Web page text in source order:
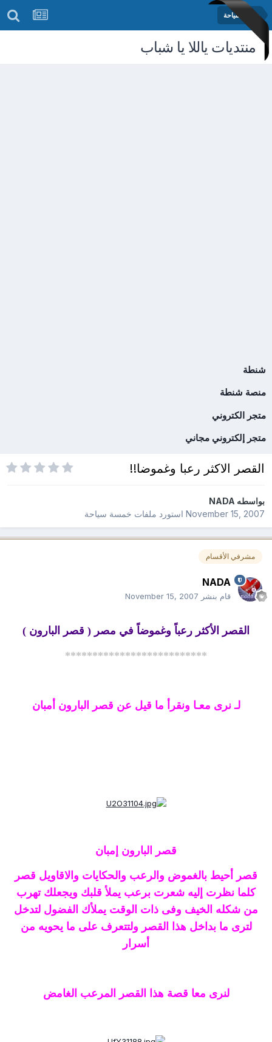
خمسة سياحة
منتديات ياللا يا شباب
شنطة
منصة شنطة
متجر الكتروني
متجر إلكتروني مجاني
القصر الاكثر رعبا وغموضا!!
بواسطهNADA
November 15, 2007استورد ملفات خمسة سياحة
مشرفي الأقسام
NADA
قام بنشر November 15, 2007
القصر الأكثر رعباً وغموضاً في مصر ( قصر البارون )
**************************
لـ نرى معـا ونقرأ ما قيل عن قصر البارون أمبان
قصر البارون إمبان
قصر أحيط بالغموض والرعب والحكايات والاقاويل قصر
كلما نظرت إليه شعرت برعب يملأ قلبك ويجعلك تهرب
من شكله الخيف وفى ذات الوقت يملأك الفضول لتدخل
لترى ما بداخل هذا القصر ولتتعرف على ما يحويه من
أسرار
لنرى معا قصة هذا القصر المرعب الغامض